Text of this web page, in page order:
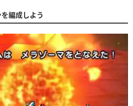
- -
ミラクルヘル -
北風と太陽 -
ごきげん -
メラゾーマ
編成しよう